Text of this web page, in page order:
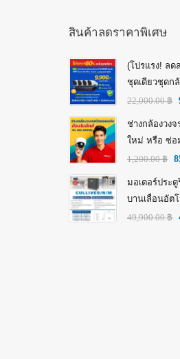
สินค้าลดราคาพิเศษ
(โปรแรง! ลด
ชุดเดียวชุดกล้
IP Tiandy
22,000.00฿
ช่างกล้องวง
ใหม่ หรือ ซ่อ
(MINICS)
1,200.00฿
มอเตอร์ประ
บานเลื่อนอัต
GULLIVER/
49,900.00฿